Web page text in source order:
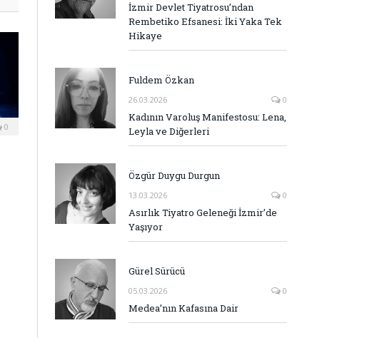
0
İzmir Devlet Tiyatrosu’ndan
Rembetiko Efsanesi: İki Yaka Tek
Hikaye
Fuldem Özkan
26.03.2026 0
Kadının Varoluş Manifestosu: Lena,
Leyla ve Diğerleri
Özgür Duygu Durgun
13.03.2026 0
Asırlık Tiyatro Geleneği İzmir’de
Yaşıyor
Gürel Sürücü
05.03.2026 0
Medea’nın Kafasına Dair